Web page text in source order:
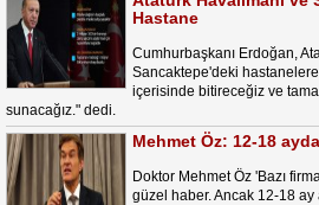
Hastane
Cumhurbaşkanı Erdoğan,
Sancaktepe'deki
içerisinde bitireceğiz ve
sunacağız." dedi.
Mehmet Öz: 12-18
Doktor Mehmet Öz 'Bazı
güzel haber. Ancak 12-18 ay